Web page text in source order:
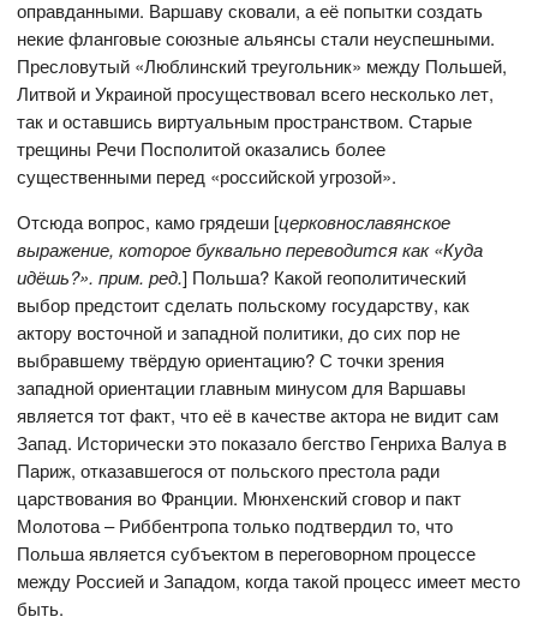
оправданными. Варшаву сковали, а её попытки создать
некие фланговые союзные альянсы стали неуспешными.
Пресловутый «Люблинский треугольник» между Польшей,
Литвой и Украиной просуществовал всего несколько лет,
так и оставшись виртуальным пространством. Старые
трещины Речи Посполитой оказались более
существенными перед «российской угрозой».
Отсюда вопрос, камо грядеши [церковнославянское
выражение, которое буквально переводится как «Куда
идёшь?». прим. ред.] Польша? Какой геополитический
выбор предстоит сделать польскому государству, как
актору восточной и западной политики, до сих пор не
выбравшему твёрдую ориентацию? С точки зрения
западной ориентации главным минусом для Варшавы
является тот факт, что её в качестве актора не видит сам
Запад. Исторически это показало бегство Генриха Валуа в
Париж, отказавшегося от польского престола ради
царствования во Франции. Мюнхенский сговор и пакт
Молотова – Риббентропа только подтвердил то, что
Польша является субъектом в переговорном процессе
между Россией и Западом, когда такой процесс имеет место
быть.